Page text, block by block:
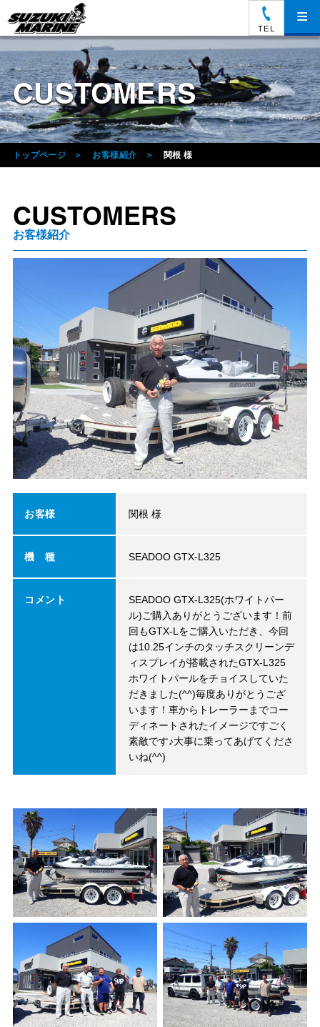
TEL
≡
CUSTOMERS
トップページ お客様紹介 関根 様
CUSTOMERS
お客様紹介
お客様 関根 様
機 種 SEADOO GTX-L325
コメント
SEADOO GTX-L325(ホワイトパー
ル)ご購入ありがとうございます！前
回もGTX-Lをご購入いただき、今回
は10.25インチのタッチスクリーンデ
ィスプレイが搭載されたGTX-L325
ホワイトパールをチョイスしていた
だきました(^^)毎度ありがとうござ
います！車からトレーラーまでコー
ディネートされたイメージですごく
素敵です♪大事に乗ってあげてくださ
いね(^^)